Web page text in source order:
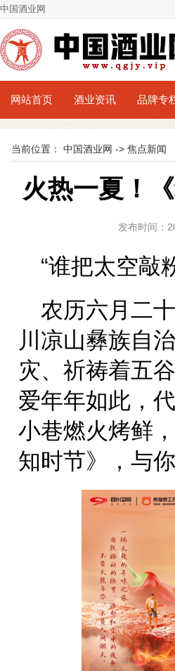
中国酒业网
网站首页 酒业资讯 品牌专
当前位置： 中国酒业网 -> 焦点新闻
火热一夏！
发布时间：
“谁把太空敲
农历六月二
川凉山彝族自
灾、祈祷着五
爱年年如此，
小巷燃火烤鲜
知时节》，与